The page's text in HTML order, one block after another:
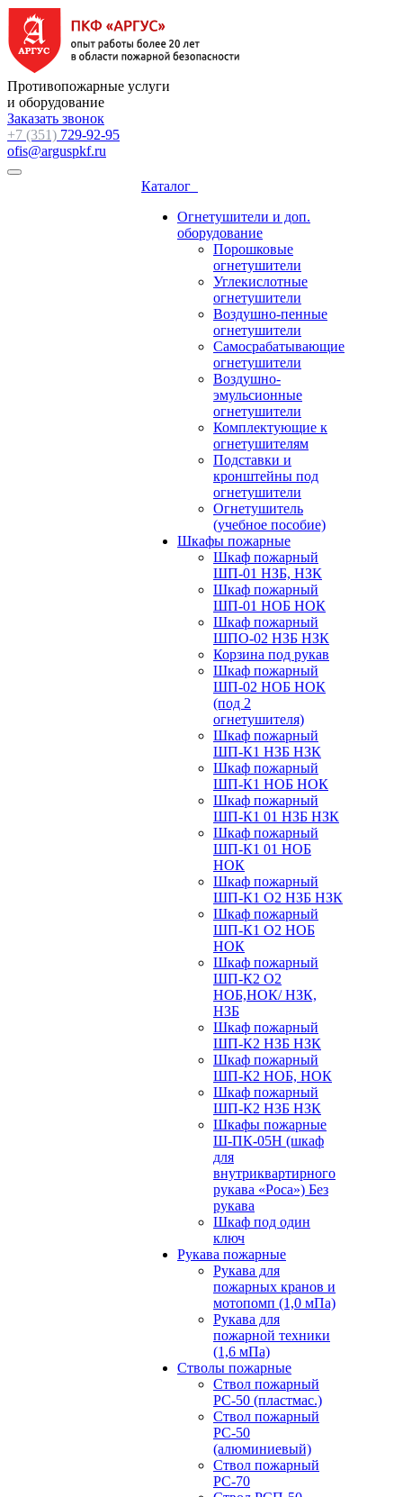
Противопожарные услуги
и оборудование
Заказать звонок
+7 (351) 729-92-95
ofis@arguspkf.ru
Каталог
Огнетушители и доп.
оборудование
Порошковые
огнетушители
Углекислотные
огнетушители
Воздушно-пенные
огнетушители
Самосрабатывающие
огнетушители
Воздушно-
эмульсионные
огнетушители
Комплектующие к
огнетушителям
Подставки и
кронштейны под
огнетушители
Огнетушитель
(учебное пособие)
Шкафы пожарные
Шкаф пожарный
ШП-01 НЗБ, НЗК
Шкаф пожарный
ШП-01 НОБ НОК
Шкаф пожарный
ШПО-02 НЗБ НЗК
Корзина под рукав
Шкаф пожарный
ШП-02 НОБ НОК
(под 2
огнетушителя)
Шкаф пожарный
ШП-К1 НЗБ НЗК
Шкаф пожарный
ШП-К1 НОБ НОК
Шкаф пожарный
ШП-К1 01 НЗБ НЗК
Шкаф пожарный
ШП-К1 01 НОБ
НОК
Шкаф пожарный
ШП-К1 О2 НЗБ НЗК
Шкаф пожарный
ШП-К1 О2 НОБ
НОК
Шкаф пожарный
ШП-К2 О2
НОБ,НОК/ НЗК,
НЗБ
Шкаф пожарный
ШП-К2 НЗБ НЗК
Шкаф пожарный
ШП-К2 НОБ, НОК
Шкаф пожарный
ШП-К2 НЗБ НЗК
Шкафы пожарные
Ш-ПК-05Н (шкаф
для
внутриквартирного
рукава «Роса») Без
рукава
Шкаф под один
ключ
Рукава пожарные
Рукава для
пожарных кранов и
мотопомп (1,0 мПа)
Рукава для
пожарной техники
(1,6 мПа)
Стволы пожарные
Ствол пожарный
РС-50 (пластмас.)
Ствол пожарный
РС-50
(алюминиевый)
Ствол пожарный
РС-70